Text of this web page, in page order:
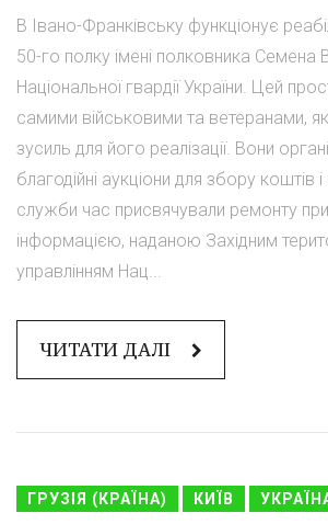
В Івано-Франківську функціонує
50-го полку імені полковника Семена
Національної гвардії України. Цей
самими військовими та ветеранами,
зусиль для його реалізації. Вони
благодійні аукціони для збору коштів і
служби час присвячували ремонту
інформацією, наданою Західним
управлінням Нац...
ЧИТАТИ ДАЛІ
ГРУЗІЯ (КРАЇНА) КИЇВ